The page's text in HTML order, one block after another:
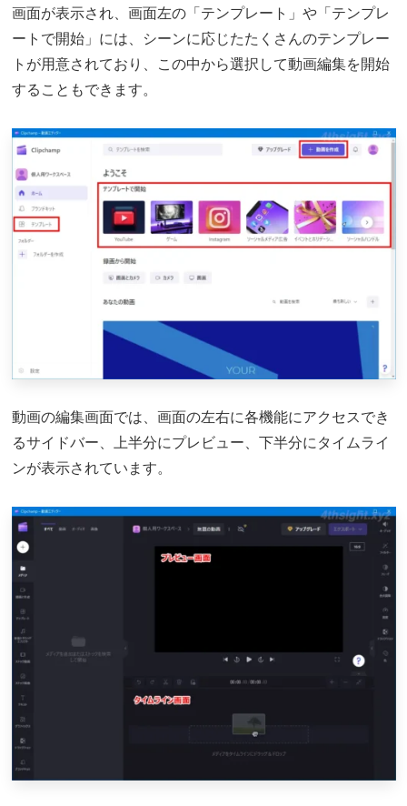
画面が表示され、画面左の「テンプレート」や「テンプレ
ートで開始」には、シーンに応じたたくさんのテンプレー
トが用意されており、この中から選択して動画編集を開始
することもできます。
動画の編集画面では、画面の左右に各機能にアクセスでき
るサイドバー、上半分にプレビュー、下半分にタイムライ
ンが表示されています。